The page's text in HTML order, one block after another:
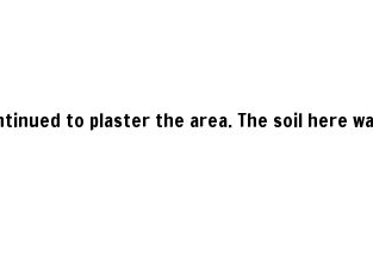
to plaster the area. The soil here